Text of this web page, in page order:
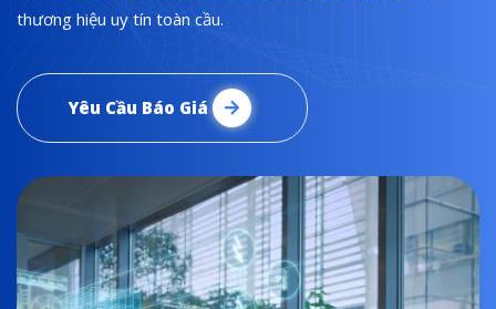
thương hiệu uy tín toàn cầu.
Yêu Cầu Báo Giá